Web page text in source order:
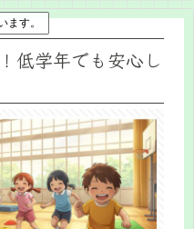
す。
低学年でも安心し